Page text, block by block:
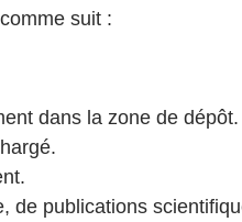
suit :
dans la zone de dépôt.
de publications